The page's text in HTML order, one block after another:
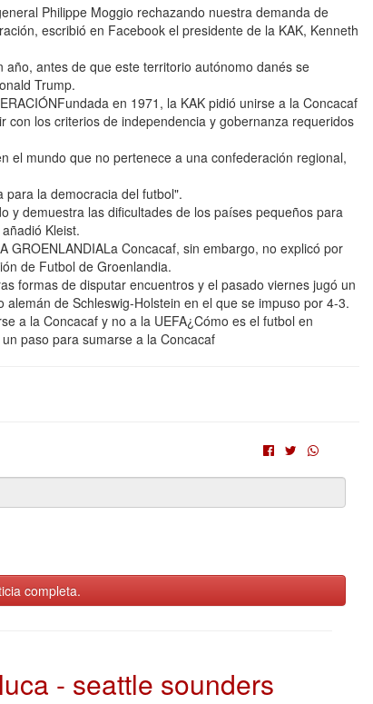
Philippe Moggio rechazando nuestra demanda de
escribió en Facebook el presidente de la KAK, Kenneth
antes de que este territorio autónomo danés se
Trump.
en 1971, la KAK pidió unirse a la Concacaf
con los criterios de independencia y gobernanza requeridos
el mundo que no pertenece a una confederación regional,
para la democracia del futbol".
y demuestra las dificultades de los países pequeños para
Kleist.
GROENLANDIALa Concacaf, sin embargo, no explicó por
de Futbol de Groenlandia.
formas de disputar encuentros y el pasado viernes jugó un
de Schleswig-Holstein en el que se impuso por 4-3.
a la Concacaf y no a la UEFA¿Cómo es el futbol en
paso para sumarse a la Concacaf
completa.
- seattle sounders